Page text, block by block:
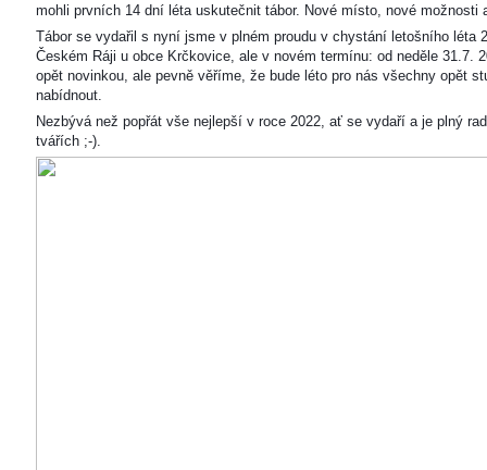
mohli prvních 14 dní léta uskutečnit tábor. Nové místo, nové
Tábor se vydařil s nyní jsme v plném proudu v chystání letošního léta
Českém Ráji u obce Krčkovice, ale v novém termínu: od neděle 31.7.
opět novinkou, ale pevně věříme, že bude léto pro nás všechny opět
nabídnout.
Nezbývá než popřát vše nejlepší v roce 2022, ať se vydaří a je plný
tvářích ;-).